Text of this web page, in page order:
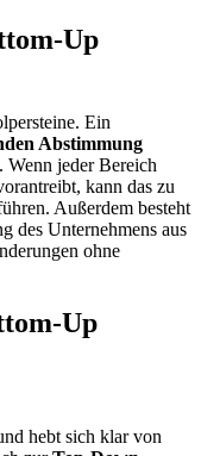
Up
Ein
Abstimmung
Wenn jeder Bereich
kann das zu
Außerdem besteht
des Unternehmens aus
ohne
Up
hebt sich klar von